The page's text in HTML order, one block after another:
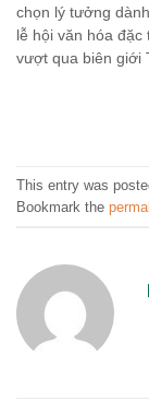
chọn lý tưởng
lễ hội văn hóa
vượt qua biên giới
This entry was
Bookmark the